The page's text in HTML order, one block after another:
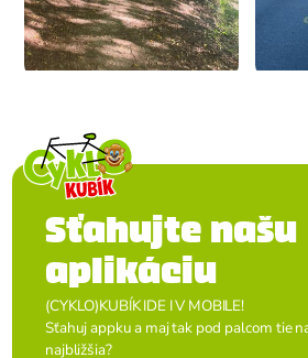
Sťahujte našu
aplikáciu
(CYKLO)KUBÍK IDE I V MOBILE!
Sťahuj appku a maj tak pod palcom tie
najbližšia?